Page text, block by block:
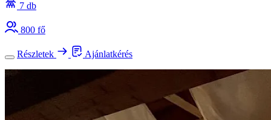
7 db
800 fő
Részletek Ajánlatkérés